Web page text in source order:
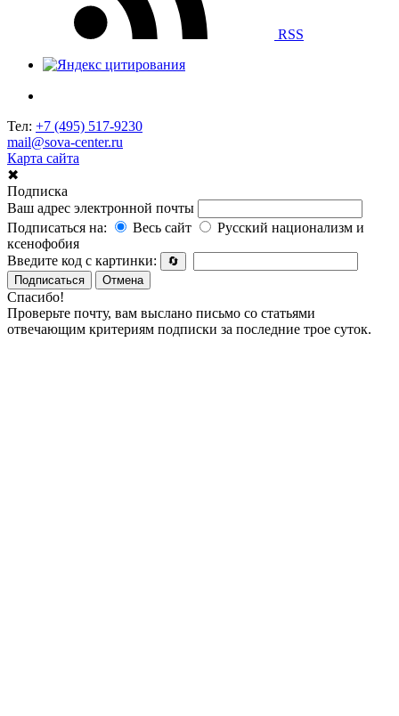
RSS
Тел: +7 (495) 517-9230
mail@sova-center.ru
Карта сайта
✖
Подписка
Ваш адрес электронной почты
Подписаться на:
Весь сайт
Русский национализм и
ксенофобия
Введите код с картинки:
🔄
Подписаться
Отмена
Спасибо!
Проверьте почту, вам выслано письмо со статьями
отвечающим критериям подписки за последние трое суток.